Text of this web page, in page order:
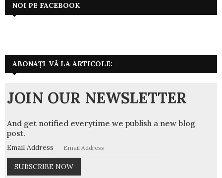
NOI PE FACEBOOK
ABONAȚI-VĂ LA ARTICOLE:
JOIN OUR NEWSLETTER
And get notified everytime we publish a new blog
post.
Email Address